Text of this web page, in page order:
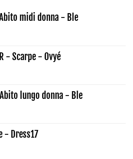
midi donna - Ble
- Scarpe - Ovyé
lungo donna - Ble
- Dress17